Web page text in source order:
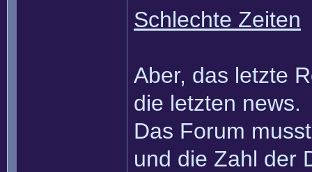
Schlechte Zeiten
Aber, das letzte
die letzten news.
Das Forum
und die Zahl der